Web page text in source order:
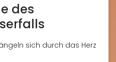
des
sich durch das Herz